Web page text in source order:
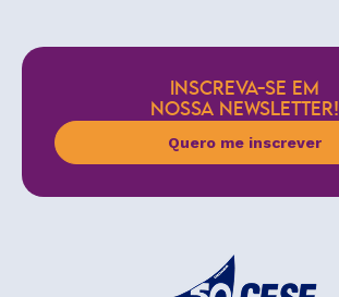
INSCREVA-SE EM
NOSSA NEWSLETTER!
Quero me inscrever